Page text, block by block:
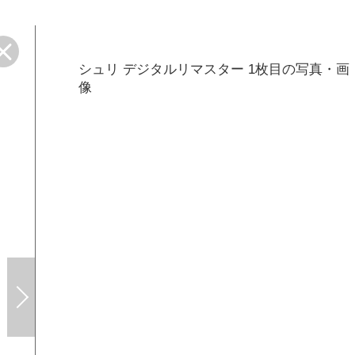
シュリ デジタルリマスター 1枚目の写真・画
像